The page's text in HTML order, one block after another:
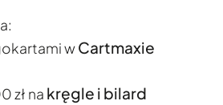
wCartmaxie
zł na kręgle i bilard